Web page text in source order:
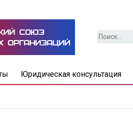
Найти:
Юридическая консультация